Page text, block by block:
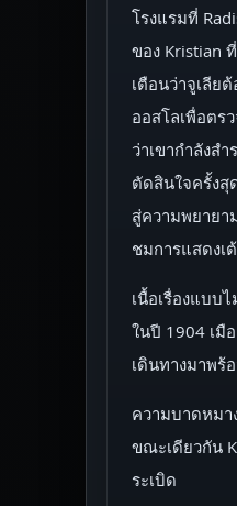
โรงแรมที่
ของ Kristian
เตือนว่าจูเลีย
ออสโลเพื่อตร
ว่าเขากำลังส
ตัดสินใจครั้งสุ
สู่ความพยายา
ชมการแสดงเ
เนื้อเรื่องแบบ
ในปี 1904 เมื
เดินทางมาพร้
ความบาดหมา
ขณะเดียวกัน
ระเบิด